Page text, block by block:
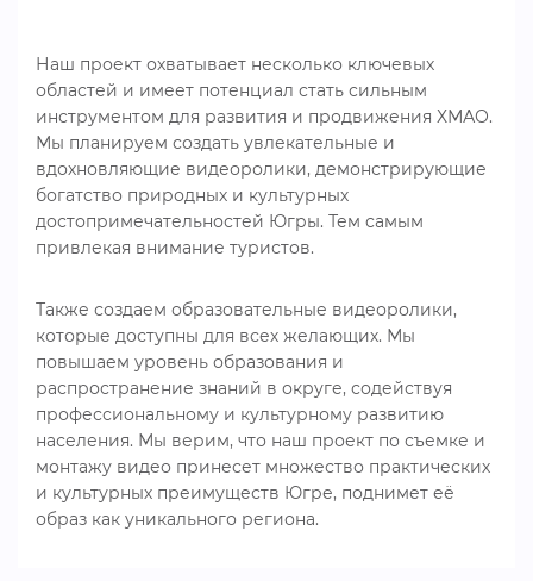
Наш проект охватывает несколько ключевых
областей и имеет потенциал стать сильным
инструментом для развития и продвижения ХМАО.
Мы планируем создать увлекательные и
вдохновляющие видеоролики, демонстрирующие
богатство природных и культурных
достопримечательностей Югры. Тем самым
привлекая внимание туристов.
Также создаем образовательные видеоролики,
которые доступны для всех желающих. Мы
повышаем уровень образования и
распространение знаний в округе, содействуя
профессиональному и культурному развитию
населения. Мы верим, что наш проект по съемке и
монтажу видео принесет множество практических
и культурных преимуществ Югре, поднимет её
образ как уникального региона.